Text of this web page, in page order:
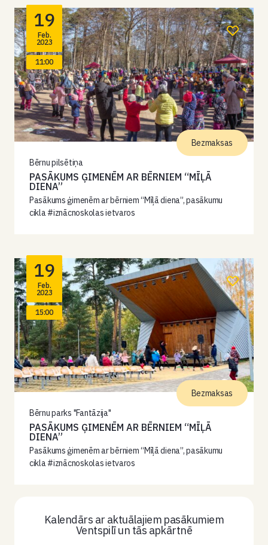
19
Feb.
2023
11:00
Bērnu pilsētiņa
PASĀKUMS ĢIMENĒM AR BĒRNIEM “MĪĻĀ
DIENA”
Pasākums ģimenēm ar bērniem “Mīļā diena”, pasākumu
cikla #iznācnoskolas ietvaros
Bezmaksas
19
Feb.
2023
15:00
Bērnu parks "Fantāzija"
PASĀKUMS ĢIMENĒM AR BĒRNIEM “MĪĻĀ
DIENA”
Pasākums ģimenēm ar bērniem “Mīļā diena”, pasākumu
cikla #iznācnoskolas ietvaros
Bezmaksas
Kalendārs ar aktuālajiem pasākumiem
Ventspilī un tās apkārtnē